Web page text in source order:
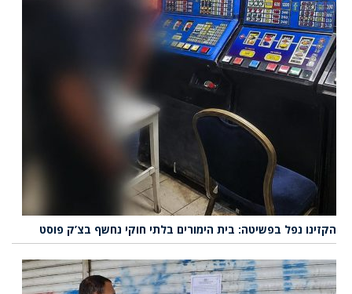
הקזינו נפל בפשיטה: בית הימורים בלתי חוקי נחשף בצ’ק פוסט